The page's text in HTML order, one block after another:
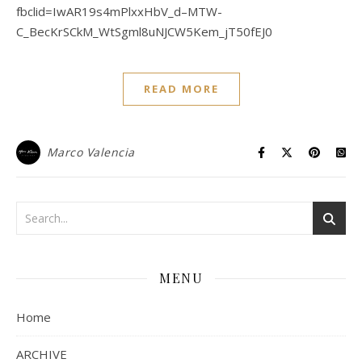
fbclid=IwAR19s4mPlxxHbV_d–MTW-
C_BecKrSCkM_WtSgml8uNJCW5Kem_jT50fEJ0
READ MORE
Marco Valencia
MENU
Home
ARCHIVE